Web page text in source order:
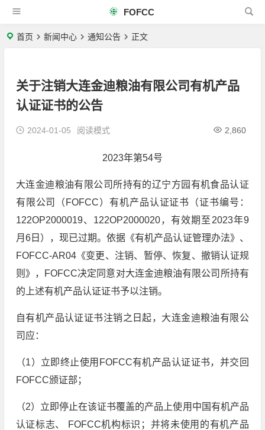
FOFCC
首页 新闻中心 通知公告 正文
关于注销大连金迪粮油有限公司有机产品
认证证书的公告
2024-01-05 2,860
阅读模式
2023年第54号
大连金迪粮油有限公司所持有的辽宁方园有机食品认证
有限公司（FOFCC）有机产品认证证书（证书编号：
122OP2000019、122OP2000020，有效期至2023年9
月6日），现已过期。依据《有机产品认证管理办法》、
FOFCC-AR04《变更、注销、暂停、恢复、撤销认证规
则》，FOFCC决定同意对大连金迪粮油有限公司所持有
的上述有机产品认证证书予以注销。
自有机产品认证证书注销之日起，大连金迪粮油有限公
司应：
（1）立即终止使用FOFCC有机产品认证证书，并交回
FOFCC颁证部；
（2）立即停止在该证书覆盖的产品上使用中国有机产品
认证标志、 FOFCC机构标识；并将未使用的有机产品